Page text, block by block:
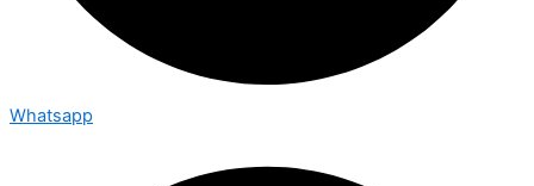
Whatsapp